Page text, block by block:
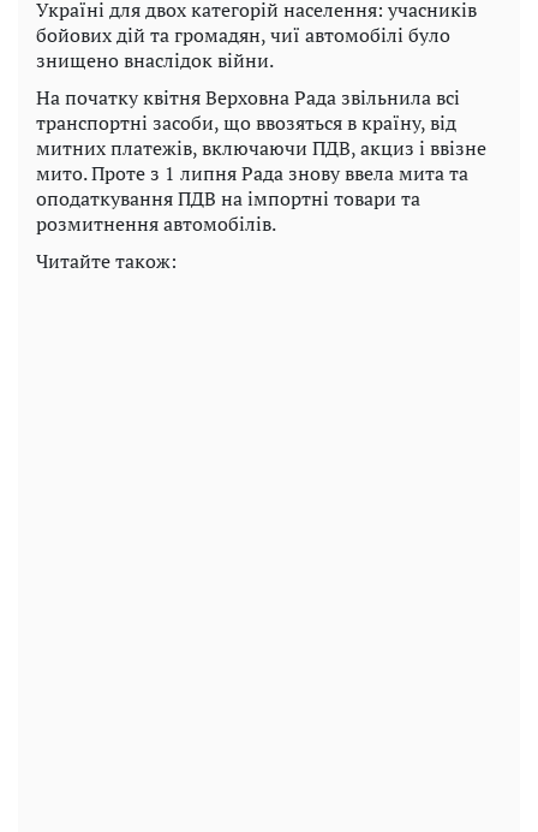
Україні для двох категорій населення: учасників
бойових дій та громадян, чиї автомобілі було
знищено внаслідок війни.
На початку квітня Верховна Рада звільнила всі
транспортні засоби, що ввозяться в країну, від
митних платежів, включаючи ПДВ, акциз і ввізне
мито. Проте з 1 липня Рада знову ввела мита та
оподаткування ПДВ на імпортні товари та
розмитнення автомобілів.
Читайте також: